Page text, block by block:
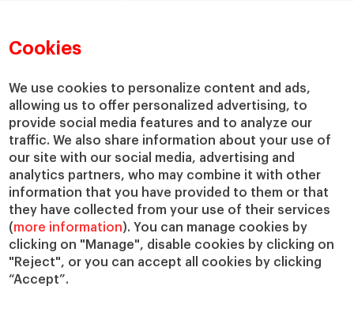
Cookies
We use cookies to personalize content and ads,
allowing us to offer personalized advertising, to
provide social media features and to analyze our
traffic. We also share information about your use of
our site with our social media, advertising and
analytics partners, who may combine it with other
information that you have provided to them or that
they have collected from your use of their services
(more information). You can manage cookies by
clicking on "Manage", disable cookies by clicking on
"Reject", or you can accept all cookies by clicking
“Accept”.
Departamentos académicos
Cátedras
IESE Insight
IESE Publishing
Nuestro impacto
Colabora con el IESE
Servicios
Biblioteca
Canal de Compliance
Capellanía
IESE Shop
Jobs @IESE
Préstamos y becas